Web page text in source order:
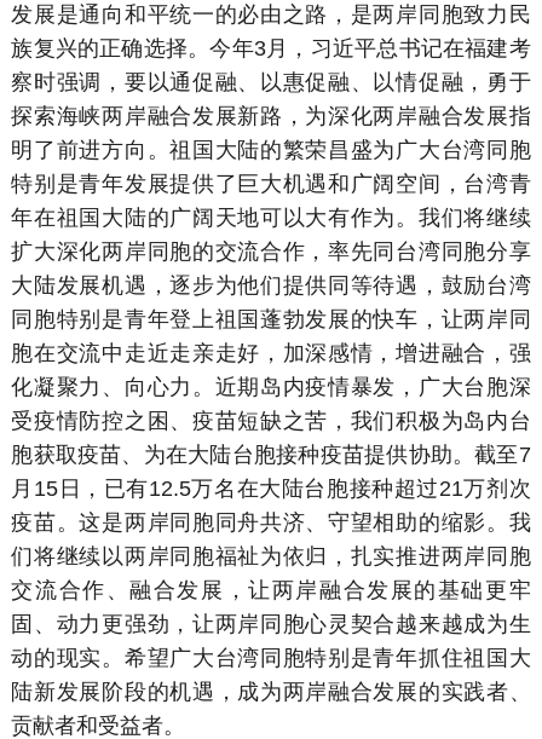
发展是通向和平统一的必由之路，是两岸同胞致力民
族复兴的正确选择。今年3月，习近平总书记在福建考
察时强调，要以通促融、以惠促融、以情促融，勇于
探索海峡两岸融合发展新路，为深化两岸融合发展指
明了前进方向。祖国大陆的繁荣昌盛为广大台湾同胞
特别是青年发展提供了巨大机遇和广阔空间，台湾青
年在祖国大陆的广阔天地可以大有作为。我们将继续
扩大深化两岸同胞的交流合作，率先同台湾同胞分享
大陆发展机遇，逐步为他们提供同等待遇，鼓励台湾
同胞特别是青年登上祖国蓬勃发展的快车，让两岸同
胞在交流中走近走亲走好，加深感情，增进融合，强
化凝聚力、向心力。近期岛内疫情暴发，广大台胞深
受疫情防控之困、疫苗短缺之苦，我们积极为岛内台
胞获取疫苗、为在大陆台胞接种疫苗提供协助。截至7
月15日，已有12.5万名在大陆台胞接种超过21万剂次
疫苗。这是两岸同胞同舟共济、守望相助的缩影。我
们将继续以两岸同胞福祉为依归，扎实推进两岸同胞
交流合作、融合发展，让两岸融合发展的基础更牢
固、动力更强劲，让两岸同胞心灵契合越来越成为生
动的现实。希望广大台湾同胞特别是青年抓住祖国大
陆新发展阶段的机遇，成为两岸融合发展的实践者、
贡献者和受益者。